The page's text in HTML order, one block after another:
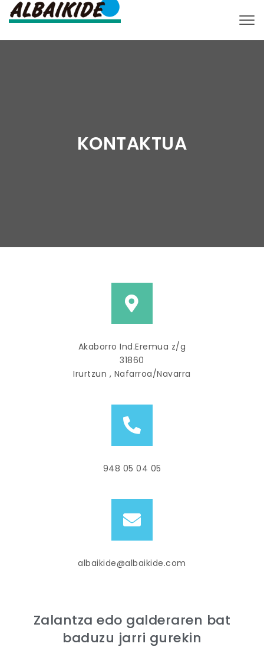
KONTAKTUA
Akaborro Ind.Eremua z/g
31860
Irurtzun , Nafarroa/Navarra
948 05 04 05
albaikide@albaikide.com
Zalantza edo galderaren bat
baduzu jarri gurekin